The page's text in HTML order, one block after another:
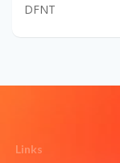
DFNT
Links